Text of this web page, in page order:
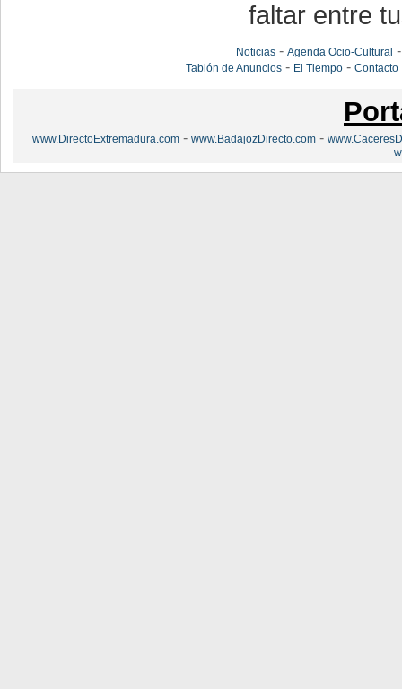
faltar entre
Noticias -Agenda Ocio-Cultural
Tablón de Anuncios - El Tiempo -Contacto
www.DirectoExtremadura.com - www.BadajozDirecto.com -